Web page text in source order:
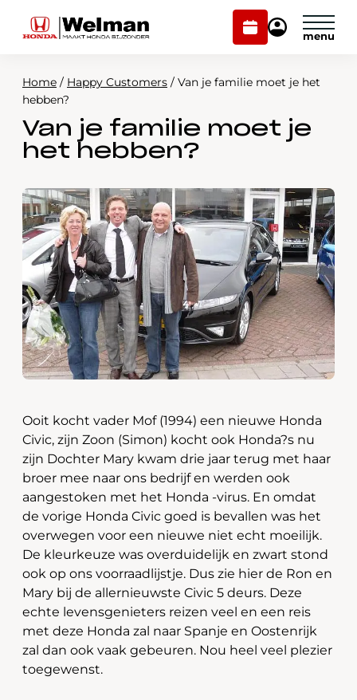
Plan
onderhoud
Mijn
Modellen
Voorraad
Over ons
Webshop
Contact
Plan onderhoud
Home / Happy Customers / Van je familie moet je het
hebben?
Van je familie moet je
het hebben?
Ooit kocht vader Mof (1994) een nieuwe Honda
Civic, zijn Zoon (Simon) kocht ook Honda?s nu
zijn Dochter Mary kwam drie jaar terug met haar
broer mee naar ons bedrijf en werden ook
aangestoken met het Honda -virus. En omdat
de vorige Honda Civic goed is bevallen was het
overwegen voor een nieuwe niet echt moeilijk.
De kleurkeuze was overduidelijk en zwart stond
ook op ons voorraadlijstje. Dus zie hier de Ron en
Mary bij de allernieuwste Civic 5 deurs. Deze
echte levensgenieters reizen veel en een reis
met deze Honda zal naar Spanje en Oostenrijk
zal dan ook vaak gebeuren. Nou heel veel plezier
toegewenst.